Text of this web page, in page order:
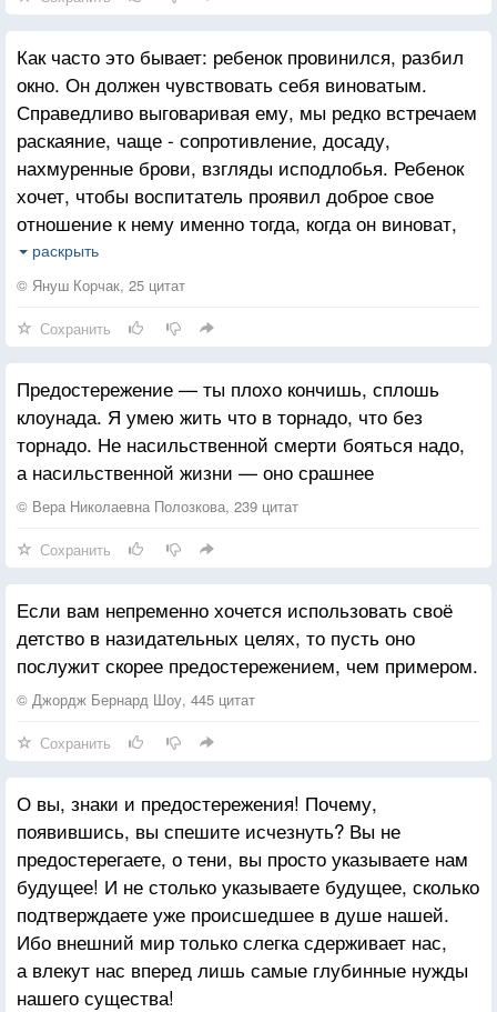
укрощать, наделять красотою, сводить с ума,
толкать на преступления и пособничать в них;
безмятежная непроницаемость ее облика;
невыносимость ее самодовлеющей, деспотичной,
неумолимой и блистательной близости; ее
знамения, предвещающие и затишья и бури;
призывность ее света, ее движения и присутствия;
грозные предостережения ее кратеров, ее
безводных морей, ее безмолвия; роскошный блеск
ее, когда она зрима, и ее притягательность, когда
Как часто это бывает: ребенок провинился, разбил
окно. Он должен чувствовать себя виноватым.
Справедливо выговаривая ему, мы редко встречаем
раскаяние, чаще - сопротивление, досаду,
нахмуренные брови, взгляды исподлобья. Ребенок
хочет, чтобы воспитатель проявил доброе свое
отношение к нему именно тогда, когда он виноват,
когда он плохой, когда с ним случилась
неприятность. Разбитое стекло, пролитые чернила,
неудавшихся начинаний, предпринятых вопреки
предостережениям взрослых. А взрослые, потеряв
деньги в плохо обдуманном предприятии, как они
воспринимают претензии, упреки и осуждение?
Неприязнь к суровым и принципиальным панам
существует в ту пору, когда ребенок считает
взрослых высшими существами. И вдруг он ловит
раскрыть
© Януш Корчак, 25 цитат
Сохранить
Предостережение — ты плохо кончишь, сплошь
клоунада. Я умею жить что в торнадо, что без
торнадо. Не насильственной смерти бояться надо,
а насильственной жизни — оно срашнее
© Вера Николаевна Полозкова, 239 цитат
Сохранить
Если вам непременно хочется использовать своё
детство в назидательных целях, то пусть оно
послужит скорее предостережением, чем примером.
© Джордж Бернард Шоу, 445 цитат
Сохранить
О вы, знаки и предостережения! Почему,
появившись, вы спешите исчезнуть? Вы не
предостерегаете, о тени, вы просто указываете нам
будущее! И не столько указываете будущее, сколько
подтверждаете уже происшедшее в душе нашей.
Ибо внешний мир только слегка сдерживает нас,
а влекут нас вперед лишь самые глубинные нужды
нашего существа!